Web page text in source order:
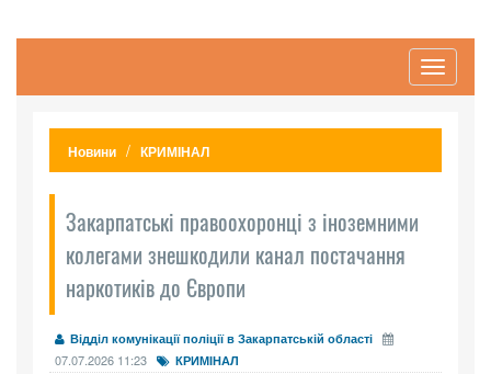
Toggle
Новини КРИМІНАЛ
Закарпатські правоохоронці з іноземними
колегами знешкодили канал постачання
наркотиків до Європи
Відділ комунікації поліції в Закарпатській області
07.07.2026 11:23 КРИМІНАЛ